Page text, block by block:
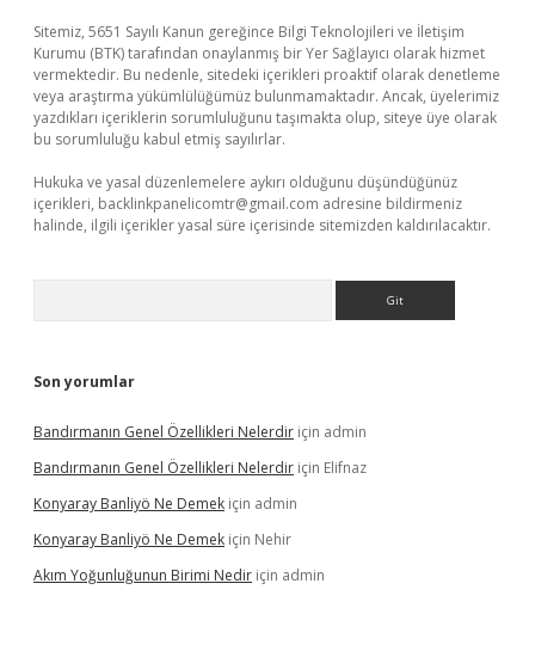
Sitemiz, 5651 Sayılı Kanun gereğince Bilgi Teknolojileri ve İletişim
Kurumu (BTK) tarafından onaylanmış bir Yer Sağlayıcı olarak hizmet
vermektedir. Bu nedenle, sitedeki içerikleri proaktif olarak denetleme
veya araştırma yükümlülüğümüz bulunmamaktadır. Ancak, üyelerimiz
yazdıkları içeriklerin sorumluluğunu taşımakta olup, siteye üye olarak
bu sorumluluğu kabul etmiş sayılırlar.
Hukuka ve yasal düzenlemelere aykırı olduğunu düşündüğünüz
içerikleri, backlinkpanelicomtr@gmail.com adresine bildirmeniz
halinde, ilgili içerikler yasal süre içerisinde sitemizden kaldırılacaktır.
Son yorumlar
Bandırmanın Genel Özellikleri Nelerdir için admin
Bandırmanın Genel Özellikleri Nelerdir için Elifnaz
Konyaray Banliyö Ne Demek için admin
Konyaray Banliyö Ne Demek için Nehir
Akım Yoğunluğunun Birimi Nedir için admin